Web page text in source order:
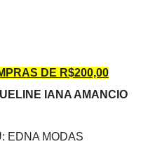
DE R$200,00
IANA AMANCIO
EDNA MODAS